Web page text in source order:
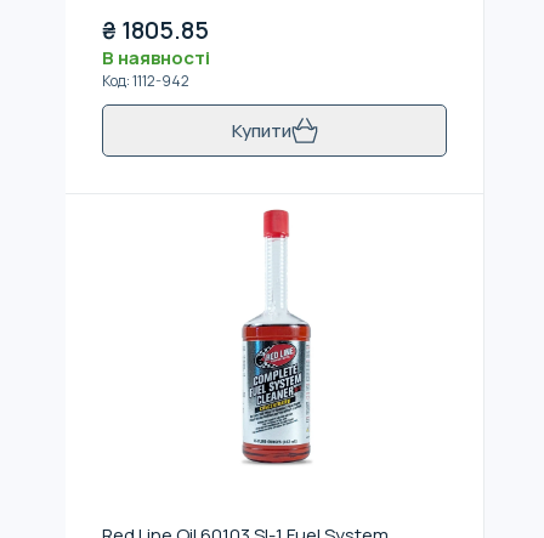
₴ 1805.85
В наявності
Код:1112-942
Купити